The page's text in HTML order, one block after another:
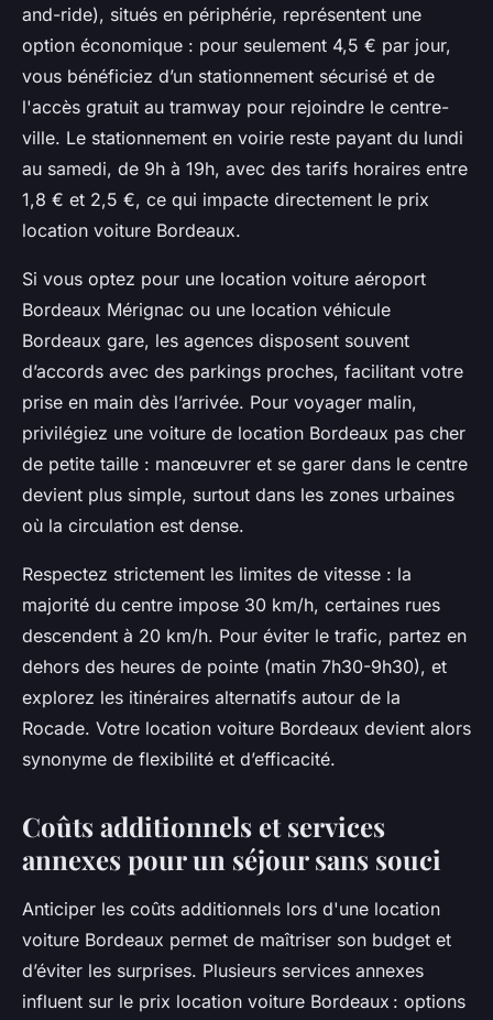
and-ride), situés en périphérie, représentent une
option économique : pour seulement 4,5 € par jour,
vous bénéficiez d’un stationnement sécurisé et de
l'accès gratuit au tramway pour rejoindre le centre-
ville. Le stationnement en voirie reste payant du lundi
au samedi, de 9h à 19h, avec des tarifs horaires entre
1,8 € et 2,5 €, ce qui impacte directement le prix
location voiture Bordeaux.
Si vous optez pour une location voiture aéroport
Bordeaux Mérignac ou une location véhicule
Bordeaux gare, les agences disposent souvent
d’accords avec des parkings proches, facilitant votre
prise en main dès l’arrivée. Pour voyager malin,
privilégiez une voiture de location Bordeaux pas cher
de petite taille : manœuvrer et se garer dans le centre
devient plus simple, surtout dans les zones urbaines
où la circulation est dense.
Respectez strictement les limites de vitesse : la
majorité du centre impose 30 km/h, certaines rues
descendent à 20 km/h. Pour éviter le trafic, partez en
dehors des heures de pointe (matin 7h30-9h30), et
explorez les itinéraires alternatifs autour de la
Rocade. Votre location voiture Bordeaux devient alors
synonyme de flexibilité et d’efficacité.
Coûts additionnels et services
annexes pour un séjour sans souci
Anticiper les coûts additionnels lors d'une location
voiture Bordeaux permet de maîtriser son budget et
d’éviter les surprises. Plusieurs services annexes
influent sur le prix location voiture Bordeaux : options